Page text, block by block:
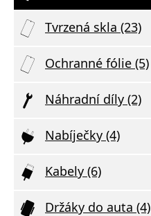
Tvrzená skla (23)
Ochranné fólie (5)
Náhradní díly (2)
Nabíječky (4)
Kabely (6)
Držáky do auta (4)